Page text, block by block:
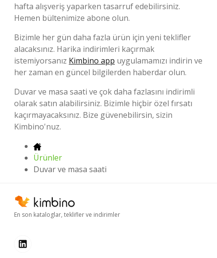
hafta alışveriş yaparken tasarruf edebilirsiniz.
Hemen bültenimize abone olun.
Bizimle her gün daha fazla ürün için yeni teklifler
alacaksınız. Harika indirimleri kaçırmak
istemiyorsanız Kimbino app uygulamamızı indirin ve
her zaman en güncel bilgilerden haberdar olun.
Duvar ve masa saati ve çok daha fazlasını indirimli
olarak satın alabilirsiniz. Bizimle hiçbir özel fırsatı
kaçırmayacaksınız. Bize güvenebilirsin, sizin
Kimbino'nuz.
Ürünler
Duvar ve masa saati
En son kataloglar, teklifler ve indirimler